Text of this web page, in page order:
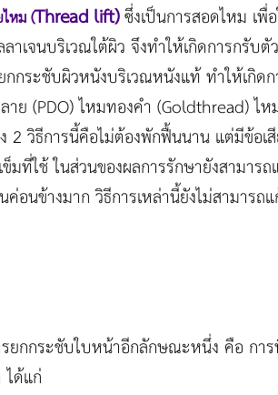
หม (Thread lift)ซึ่งเป็นการสอดไหม เพื่
าเจนบริเวณใต้ผิว จึงทำให้เกิดการกรั
กกระชับผิวหนังบริเวณหนังแท้ ทำให้เกิ
าย (PDO) ไหมทองคำ (Goldthread)
2 วิธีการนี้คือไม่ต้องพักฟื้นนาน แต่มีข้อ
มที่ใช้ ในส่วนของผลการรักษายังสามา
ค่อนข้างมาก วิธีการเหล่านี้ยังไม่สามาร
ยกกระชับใบหน้าอีกลักษณะหนึ่ง คือ กา
ด้แก่